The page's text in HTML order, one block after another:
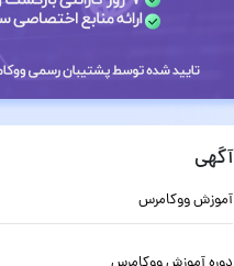
آگهی
آموزش ووکامرس